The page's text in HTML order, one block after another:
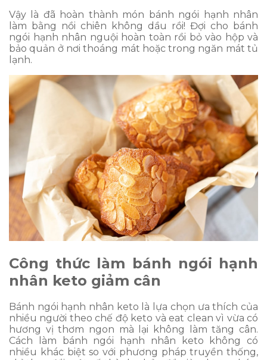
Vậy là đã hoàn thành món bánh ngói hạnh nhân
làm bằng nồi chiên không dầu rồi! Đợi cho bánh
ngói hạnh nhân nguội hoàn toàn rồi bỏ vào hộp và
bảo quản ở nơi thoáng mát hoặc trong ngăn mát tủ
lạnh.
Công thức làm bánh ngói hạnh
nhân keto giảm cân
Bánh ngói hạnh nhân keto là lựa chọn ưa thích của
nhiều người theo chế độ keto và eat clean vì vừa có
hương vị thơm ngon mà lại không làm tăng cân.
Cách làm bánh ngói hạnh nhân keto không có
nhiều khác biệt so với phương pháp truyền thống,